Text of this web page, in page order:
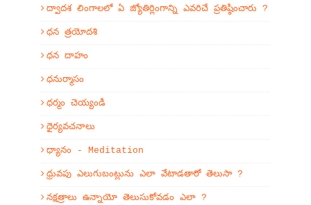
ద్వాదశ లింగాలలో ఏ జ్యోతిర్లింగాన్ని ఎవరిచే ప్రతిష్ఠించారు ?
ధన త్రయోదశి
ధన దాహం
ధనుర్మాసం
ధర్మం చెయ్యండి
ధైర్యవచనాలు
ధ్యానం - Meditation
ధ్రువపు ఎలుగుబంట్లును ఎలా వేటాడతారో తెలుసా ?
నక్షత్రాలు ఉన్నాయో తెలుసుకోవడం ఎలా ?